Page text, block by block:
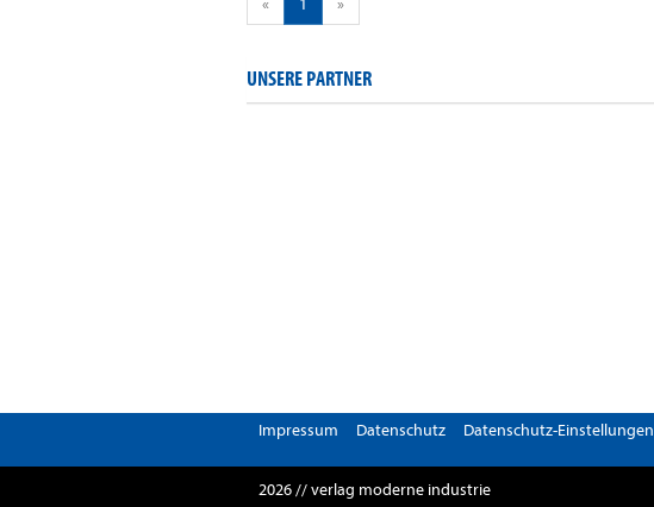
« 1 »
UNSERE PARTNER
Impressum Datenschutz Datenschutz-Einstellungen
2026 // verlag moderne industrie